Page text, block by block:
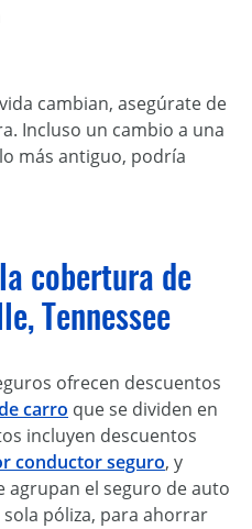
cambian, asegúrate de
Incluso un cambio a una
más antiguo, podría
cobertura de
Tennessee
ofrecen descuentos
carro que se dividen en
incluyen descuentos
conductor seguro, y
agrupan el seguro de auto
póliza, para ahorrar